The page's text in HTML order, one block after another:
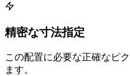
精密な寸法指定
この配置に必要な正確なピ
ます。